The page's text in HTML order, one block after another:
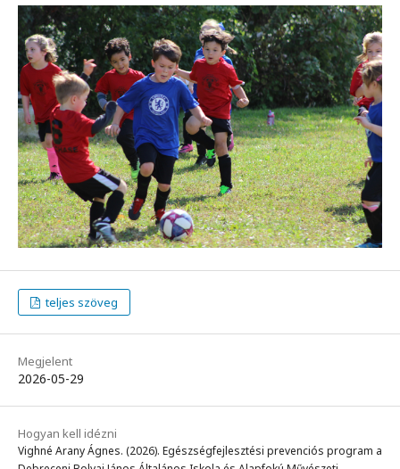
teljes szöveg
Megjelent
2026-05-29
Hogyan kell idézni
Vighné Arany Ágnes. (2026). Egészségfejlesztési prevenciós program a